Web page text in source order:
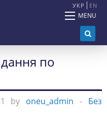
УКР EN
MENU
по
by oneu_admin - Без